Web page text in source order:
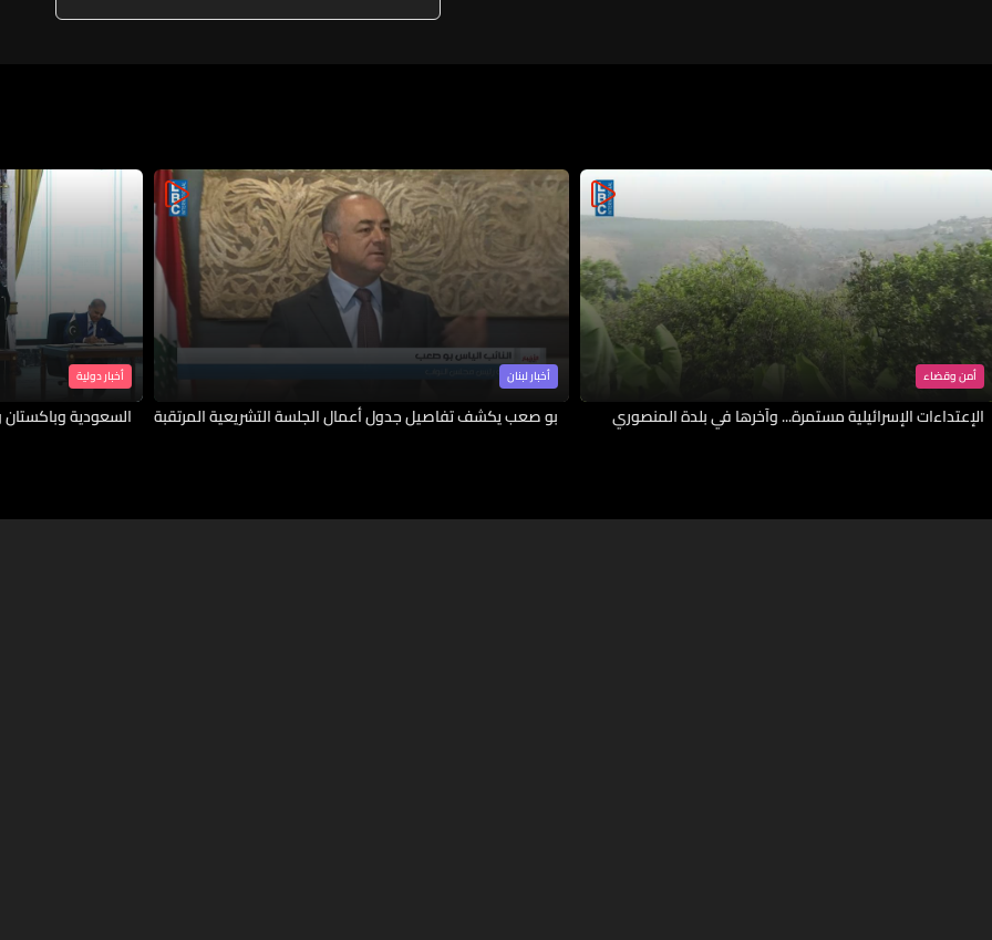
أمن وقضاء
الإعتداءات الإسرائيلية مستمرة... وآخرها في بلدة المنصوري
أخبار لبنان
بو صعب يكشف تفاصيل جدول أعمال الجلسة التشريعية المرتقبة
أخبار دولية
السعودية